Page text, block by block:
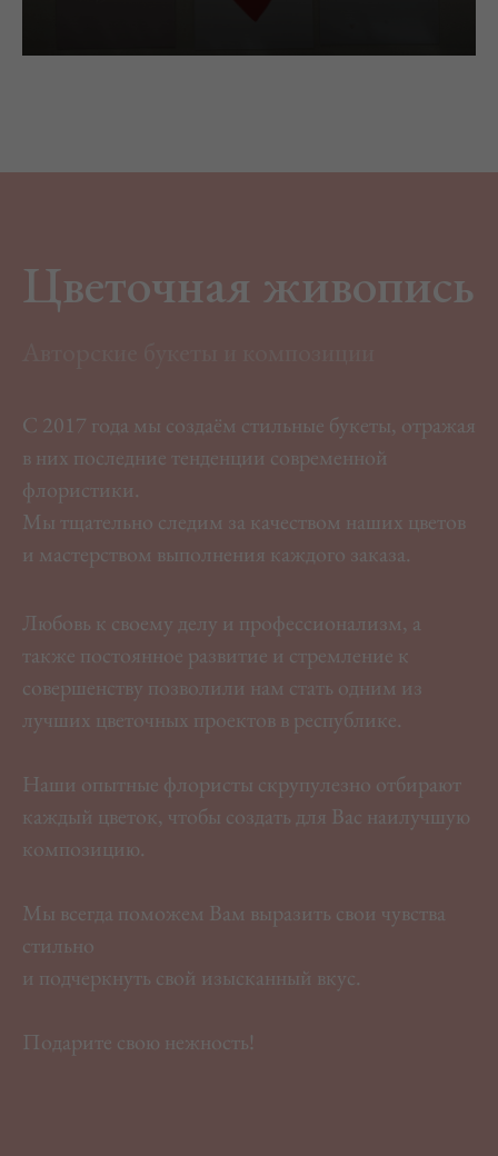
Цветочная живопись
С 2017 года мы создаём стильные букеты, отражая
в них последние тенденции современной
флористики.
Мы тщательно следим за качеством наших цветов
и мастерством выполнения каждого заказа.
Любовь к своему делу и профессионализм, а
также постоянное развитие и стремление к
совершенству позволили нам стать одним из
лучших цветочных проектов в республике.
Наши опытные флористы скрупулезно отбирают
каждый цветок, чтобы создать для Вас наилучшую
композицию.
Мы всегда поможем Вам выразить свои чувства
стильно
и подчеркнуть свой изысканный вкус.
Подарите свою нежность!